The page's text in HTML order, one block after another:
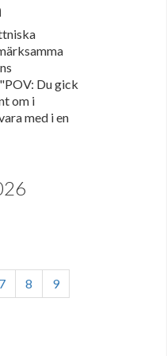
Du gick
om i
med i en
7 8
9